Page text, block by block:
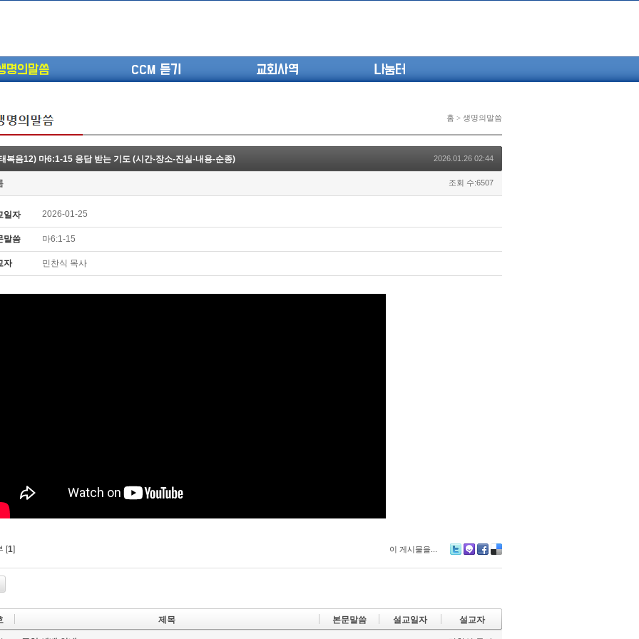
명의말씀 CCM 듣기 교회사역 나눔터
린도전서12) 고전7:23-40 ...
린도전서10) 고전6:1~11 ...
린도전서9) 고전5:1-13 ...
린도전서7) 고전4:1-8 판...
홈 > 생명의말씀
복음12) 마6:1-15 응답 받는 기도 (시간-장소-진실-내용-순종) 2026.01.26 02:44
조회 수:6507
일자 2026-01-25
말씀 마6:1-15
자 민찬식 목사
[1] 이 게시물을...
제목 본문말씀 설교일자 설교자